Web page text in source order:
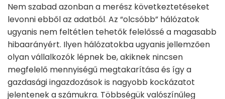
Nem szabad azonban a merész következtetéseket
levonni ebből az adatból. Az “olcsóbb” hálózatok
ugyanis nem feltétlen tehetők felelőssé a magasabb
hibaarányért. Ilyen hálózatokba ugyanis jellemzően
olyan vállalkozók lépnek be, akiknek nincsen
megfelelő mennyiségű megtakarítása és így a
gazdasági ingazdozások is nagyobb kockázatot
jelentenek a számukra. Többségük valószínűleg